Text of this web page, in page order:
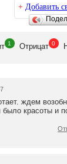
+ Добавить
1 Отрицат 0
ждем
красоты и